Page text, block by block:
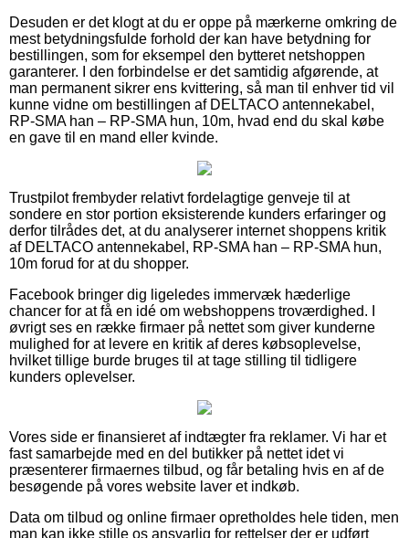
Desuden er det klogt at du er oppe på mærkerne omkring de
mest betydningsfulde forhold der kan have betydning for
bestillingen, som for eksempel den bytteret netshoppen
garanterer. I den forbindelse er det samtidig afgørende, at
man permanent sikrer ens kvittering, så man til enhver tid vil
kunne vidne om bestillingen af DELTACO antennekabel,
RP-SMA han – RP-SMA hun, 10m, hvad end du skal købe
en gave til en mand eller kvinde.
Trustpilot frembyder relativt fordelagtige genveje til at
sondere en stor portion eksisterende kunders erfaringer og
derfor tilrådes det, at du analyserer internet shoppens kritik
af DELTACO antennekabel, RP-SMA han – RP-SMA hun,
10m forud for at du shopper.
Facebook bringer dig ligeledes immervæk hæderlige
chancer for at få en idé om webshoppens troværdighed. I
øvrigt ses en række firmaer på nettet som giver kunderne
mulighed for at levere en kritik af deres købsoplevelse,
hvilket tillige burde bruges til at tage stilling til tidligere
kunders oplevelser.
Vores side er finansieret af indtægter fra reklamer. Vi har et
fast samarbejde med en del butikker på nettet idet vi
præsenterer firmaernes tilbud, og får betaling hvis en af de
besøgende på vores website laver et indkøb.
Data om tilbud og online firmaer opretholdes hele tiden, men
man kan ikke stille os ansvarlig for rettelser der er udført